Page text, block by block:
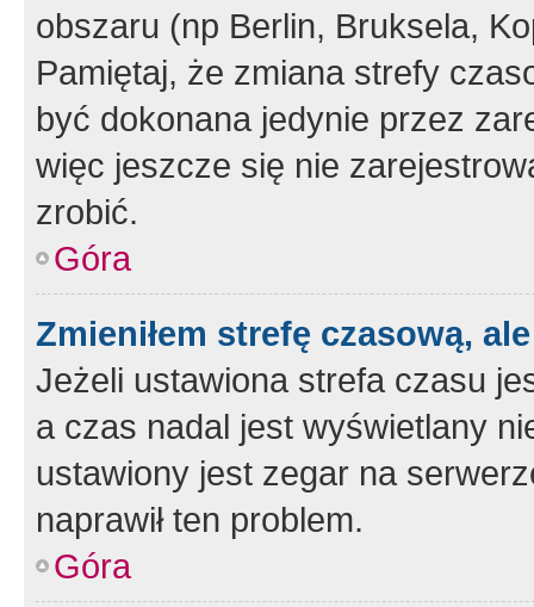
obszaru (np Berlin, Bruksela,
Pamiętaj, że zmiana strefy
być dokonana jedynie przez
więc jeszcze się nie
zrobić.
Góra
Zmieniłem strefę czasową,
Jeżeli ustawiona strefa czasu
a czas nadal jest wyświetlany
ustawiony jest zegar na
naprawił ten problem.
Góra